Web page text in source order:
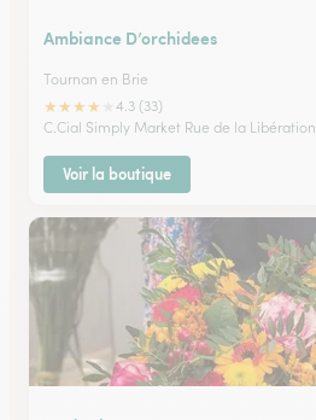
Ambiance D’orchidees
Tournan en Brie
★★★★
4.3 (33)
C.Cial Simply Market Rue de la Libération
Voir la boutique